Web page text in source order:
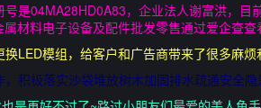
是04MA28HD0A83，企业法人谢富洪，
材料电子设备及配件批发零售通过爱企查查
LED模组，给客户和广告商带来了很多麻烦
积极落实沙袋堆放树木加固排水疏通安全隐